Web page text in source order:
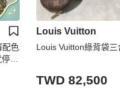
配色
產
Louis Vuitton
Louis Vuitton綠背袋三
TWD 82,500